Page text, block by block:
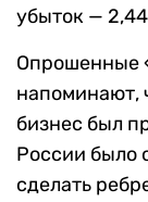
убыток —
Опрошенные
напоминают,
бизнес был
России было
сделать